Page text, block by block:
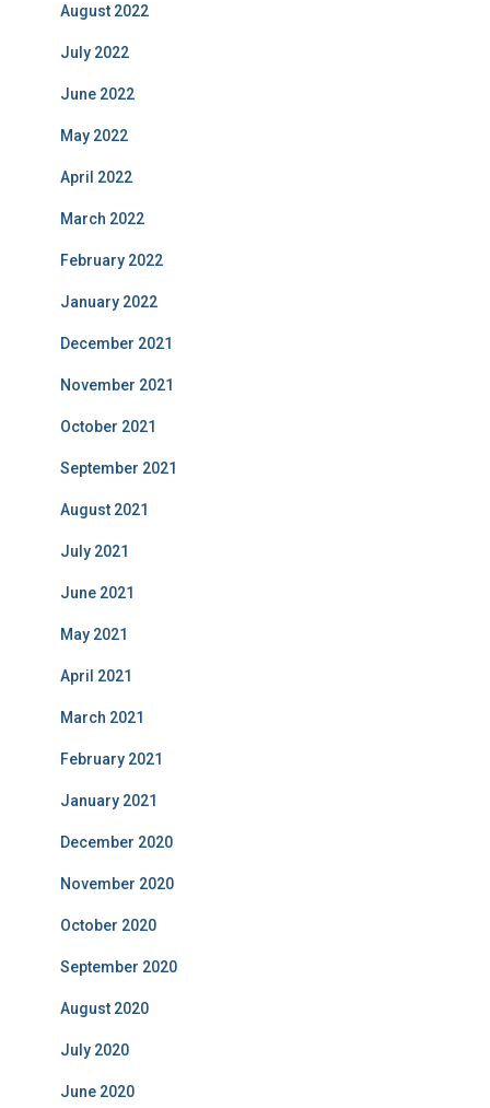
August 2022
July 2022
June 2022
May 2022
April 2022
March 2022
February 2022
January 2022
December 2021
November 2021
October 2021
September 2021
August 2021
July 2021
June 2021
May 2021
April 2021
March 2021
February 2021
January 2021
December 2020
November 2020
October 2020
September 2020
August 2020
July 2020
June 2020